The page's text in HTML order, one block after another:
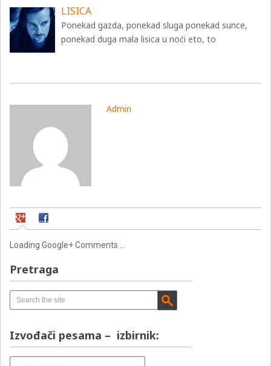
LISICA
Ponekad gazda, ponekad sluga ponekad sunce,
ponekad duga mala lisica u noći eto, to
Admin
Loading Google+ Comments ...
Pretraga
Izvođači pesama – izbirnik: